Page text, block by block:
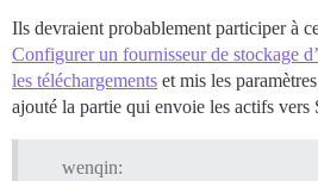
Ils devraient probablement participer à
Configurer un fournisseur de stockage
les téléchargements et mis les
ajouté la partie qui envoie les actifs vers
wenqin: